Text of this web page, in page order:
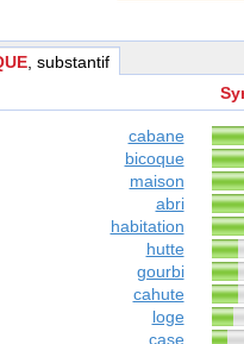
, substantif
cabane
bicoque
maison
abri
habitation
hutte
gourbi
cahute
loge
case